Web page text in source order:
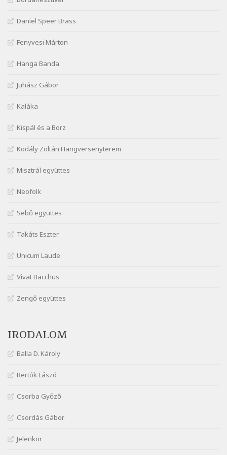
Kiss Dénes: Kerékpár
Szélkiáltó
Szélkiáltó
Márai Sándor: A világ füst
Márai Sándor: Ámen
Szélkiáltó
Márai Sándor: Dalocska
Márai Sándor: Együgyű vers gyorsvonatban
Márai Sándor: Ez a kávéház
Szélkiáltó
Szélkiáltó
Márai Sándor: Hol vagyok?
Szélkiáltó
Márai Sándor: Ujjgyakorlat 8
Márai Sándor: Zsoltár
Mária Sándor: Hallgatás
Szélkiáltó
Szélkiáltó
Daniel Speer Brass
Fenyvesi Márton
Hanga Banda
Juhász Gábor
Kaláka
Kispál és a Borz
Kodály Zoltán Hangversenyterem
Misztrál együttes
Neofolk
Sebő együttes
Takáts Eszter
Unicum Laude
Vivat Bacchus
Zengő együttes
IRODALOM
Balla D. Károly
Bertók Lászó
Csorba Győző
Csordás Gábor
Jelenkor